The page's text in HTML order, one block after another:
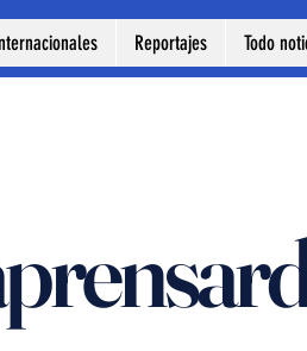
Reportajes Todo